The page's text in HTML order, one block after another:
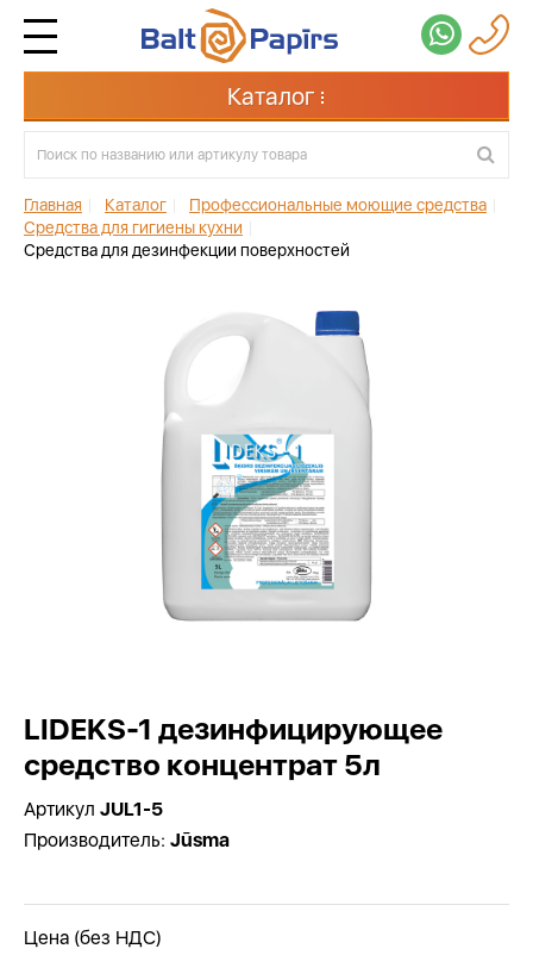
Каталог
Главная Каталог Профессиональные моющие средства
Средства для гигиены кухни
Средства для дезинфекции поверхностей
LIDEKS-1 дезинфицирующее
средство концентрат 5л
Артикул JUL1-5
Производитель: Jūsma
Цена (без НДС)